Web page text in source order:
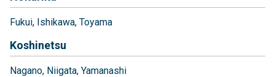
Fukui Ishikawa Toyama
Koshinetsu
Nagano Niigata Yamanashi